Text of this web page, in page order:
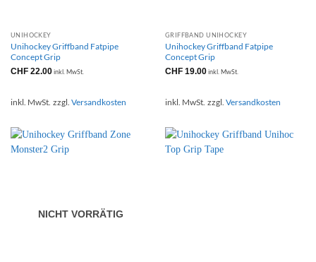
UNIHOCKEY
Unihockey Griffband Fatpipe
Concept Grip
CHF22.00 inkl. MwSt.
inkl. MwSt. zzgl. Versandkosten
GRIFFBAND UNIHOCKEY
Unihockey Griffband Fatpipe
Concept Grip
CHF19.00 inkl. MwSt.
inkl. MwSt. zzgl. Versandkosten
NICHT VORRÄTIG